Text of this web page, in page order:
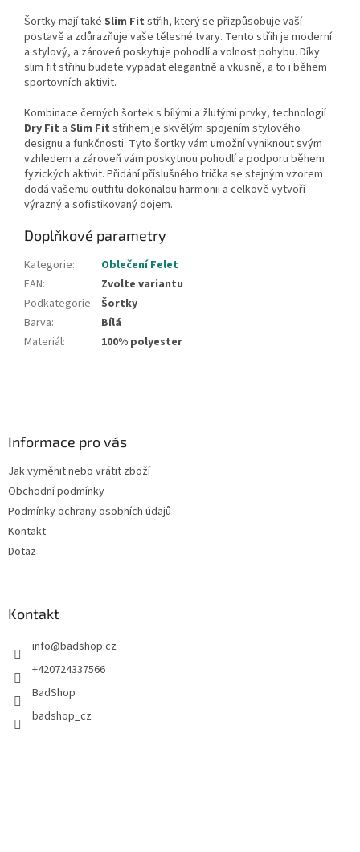
Šortky mají také Slim Fit střih, který se přizpůsobuje vaší
postavě a zdůrazňuje vaše tělesné tvary. Tento střih je moderní
a stylový, a zároveň poskytuje pohodlí a volnost pohybu. Díky
slim fit střihu budete vypadat elegantně a vkusně, a to i během
sportovních aktivit.
Kombinace černých šortek s bílými a žlutými prvky, technologií
Dry Fit a Slim Fit střihem je skvělým spojením stylového
designu a funkčnosti. Tyto šortky vám umožní vyniknout svým
vzhledem a zároveň vám poskytnou pohodlí a podporu během
fyzických aktivit. Přidání příslušného trička se stejným vzorem
dodá vašemu outfitu dokonalou harmonii a celkově vytvoří
výrazný a sofistikovaný dojem.
Doplňkové parametry
Kategorie:
Oblečení Felet
EAN:
Zvolte variantu
Podkategorie: Šortky
Barva:
Bílá
Materiál: 100% polyester
Informace pro vás
Jak vyměnit nebo vrátit zboží
Obchodní podmínky
Podmínky ochrany osobních údajů
Kontakt
Dotaz
Kontakt
info@badshop.cz
+420724337566
BadShop
badshop_cz